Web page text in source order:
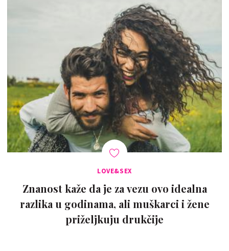
LOVE&SEX
Znanost kaže da je za vezu ovo idealna
razlika u godinama, ali muškarci i žene
priželjkuju drukčije